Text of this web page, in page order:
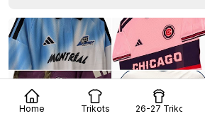
Home Trikots 26-27 Trikots